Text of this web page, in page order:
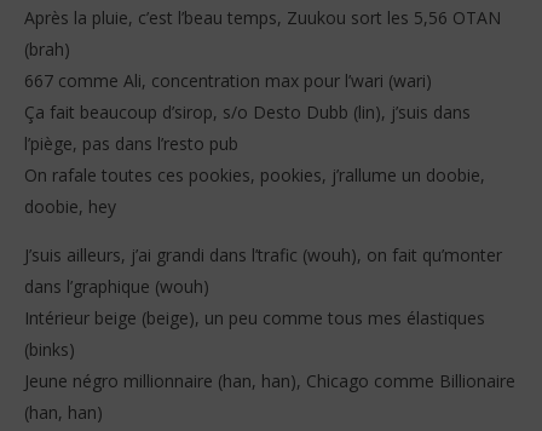
Après la pluie, c’est l’beau temps, Zuukou sort les 5,56 OTAN
(brah)
667 comme Ali, concentration max pour l’wari (wari)
Ça fait beaucoup d’sirop, s/o Desto Dubb (lin), j’suis dans
l’piège, pas dans l’resto pub
On rafale toutes ces pookies, pookies, j’rallume un doobie,
doobie, hey
J’suis ailleurs, j’ai grandi dans l’trafic (wouh), on fait qu’monter
dans l’graphique (wouh)
Intérieur beige (beige), un peu comme tous mes élastiques
(binks)
Jeune négro millionnaire (han, han), Chicago comme Billionaire
(han, han)